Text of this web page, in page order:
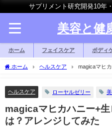
サプリメント研究開発10年
美容と健
ホーム フェイスケア ボディ
ホーム ヘルスケア
magicaマヒ
ヘルスケア ローヤルゼリー
magicaマヒカハニー+生
は？アレンジしてみた